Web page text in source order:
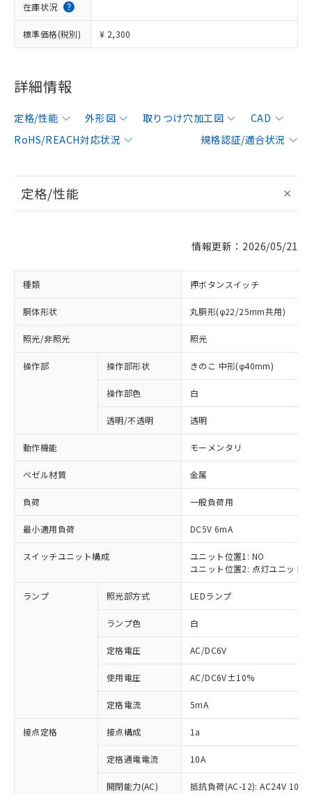
在庫状況
標準価格(税別) ¥ 2,300
詳細情報
定格/性能 外形図 取りつけ穴加工図
CAD
RoHS/REACH対応状況
規格認証/適合状況
定格/性能
情報更新：2026/05/21
種類 押ボタンスイッチ
胴体形状 丸胴形(φ22/25mm共用)
照光/非照光 照光
操作部 操作部形状 きのこ 中形(φ40mm)
操作部色 白
透明/不透明 透明
動作機能 モーメンタリ
ベゼル材質 金属
負荷 一般負荷用
最小適用負荷 DC5V 6mA
スイッチユニット構成
ユニット位置1: NO
ユニット位置2: 点灯ユニット
ランプ 照光部方式 LEDランプ
ランプ色 白
定格電圧 AC/DC6V
使用電圧 AC/DC6V±10%
定格電流 5mA
接点定格 接点構成 1a
定格通電電流 10A
開閉能力(AC)
抵抗負荷(AC-12): AC24V 10A/
ご利用条件
以下の条件をお読みいただき、同意のうえ
ご利用ください。
本サービスは、当社制御機器事業取扱
商品の当社在庫状況および標準価格
(税抜)を提供させていただくもので
当社制御機器事業取扱商品の中には、
※1 対応状況
対応済み：EU RoHS指令（10物質）の
非含有に対応した製品が提供可能な商品で
対応予定：EU RoHS指令（10物質）の非含
有に対応した製品に切り替える予定のある
対応予定なし：EU RoHS指令（10物質）の
非含有に非対応の商品で、対応品を出す予
定はありません。
調査・確認中：EU RoHS指令（10物質）の
非含有の対応状況を調査中または確認中の
非該当品：ライセンス料など無形物で、有
害物質有無と関係のない商品です。
※1 中国RoHS○×表
「○」：最大均質材料含有率が中国RoHSの
基準値以下であることを示します。